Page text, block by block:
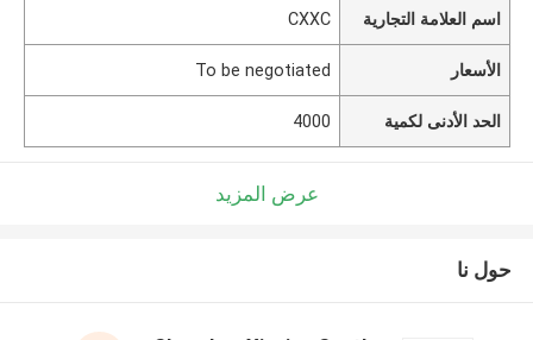
اسم العلامة التجارية CXXC
الأسعار To be negotiated
الحد الأدنى لكمية 4000
عرض المزيد
حول نا